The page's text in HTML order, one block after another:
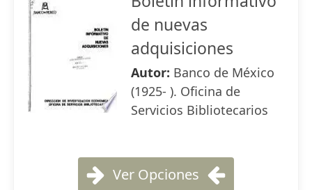
de nuevas
adquisiciones
Autor: Banco de México
(1925- ). Oficina de
Servicios Bibliotecarios
Ver Opciones